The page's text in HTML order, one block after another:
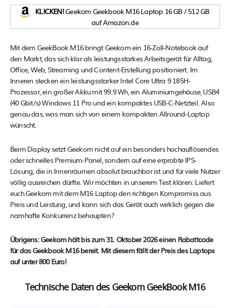
KLICKEN!Geekom Geekbook M16 Laptop 16 GB / 512 GB
auf Amazon.de
Mit dem GeekBook M16 bringt Geekom ein 16-Zoll-Notebook auf
den Markt, das sich klar als leistungsstarkes Arbeitsgerät für Alltag,
Office, Web, Streaming und Content-Erstellung positioniert. Im
Inneren stecken ein leistungsstarker Intel Core Ultra 9 185H-
Prozessor, ein großer Akku mit 99.9 Wh, ein Aluminiumgehäuse, USB4
(40 Gbit/s) Windows 11 Pro und ein kompaktes USB-C-Netzteil. Also
genau das, was man sich von einem kompakten Allround-Laptop
wünscht.
Beim Display setzt Geekom nicht auf ein besonders hochauflösendes
oder schnelles Premium-Panel, sondern auf eine erprobte IPS-
Lösung, die in Innenräumen absolut brauchbar ist und für viele Nutzer
völlig ausreichen dürfte. Wir möchten in unserem Test klären: Liefert
euch Geekom mit dem M16 Laptop den richtigen Kompromiss aus
Preis und Leistung, und kann sich das Gerät auch wirklich gegen die
namhafte Konkurrenz behaupten?
Übrigens: Geekom hält bis zum 31. Oktober 2026 einen Rabattcode
für das Geekbook M16 bereit. Mit diesem fällt der Preis des Laptops
auf unter 800 Euro!
Technische Daten des Geekom GeekBook M16